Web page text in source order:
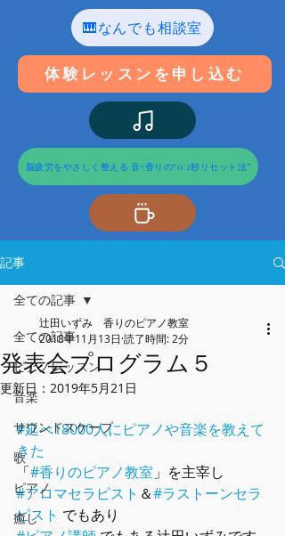
🎹なんでも相談室
体験レッスンを申し込む
脳疲労をやさしく整える 音×香りの“0.2秒リセット法”
記事
全ての記事
ピアノレッスン
音楽
サウンドスケープ
歌
ピアノ
癒し
全ての記事
発表会プログラム５
辻田いずみ 香りのピアノ教室
2018年11月13日 読了時間: 2分
更新日： 2019年5月21日
#延べ18000人にピアノや音楽を教えて
きた
「#香りのピアノ教室 」を主宰し
#アロマセラピスト ＆#ラストーンセラ
ピスト でもあり